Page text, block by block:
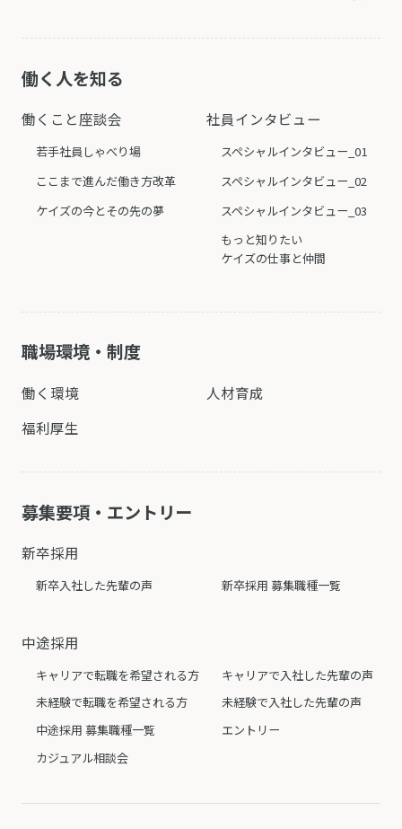
働く人を知る
働くこと座談会
若手社員しゃべり場
ここまで進んだ働き方改革
ケイズの今とその先の夢
社員インタビュー
スペシャルインタビュー_01
スペシャルインタビュー_02
スペシャルインタビュー_03
もっと知りたい
ケイズの仕事と仲間
職場環境・制度
働く環境
人材育成
福利厚生
募集要項・エントリー
新卒採用
新卒入社した先輩の声 新卒採用 募集職種一覧
中途採用
キャリアで転職を希望される方
キャリアで入社した先輩の声
未経験で転職を希望される方
未経験で入社した先輩の声
中途採用 募集職種一覧
エントリー
カジュアル相談会